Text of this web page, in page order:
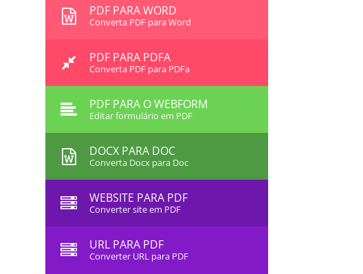
PDF PARA WORD
Converta PDF para Word
PDF PARA PDFA
Converta PDF para PDFa
PDF PARA O WEBFORM
Editar formulário em PDF
DOCX PARA DOC
Converta Docx para Doc
WEBSITE PARA PDF
Converter site em PDF
URL PARA PDF
Converter URL para PDF